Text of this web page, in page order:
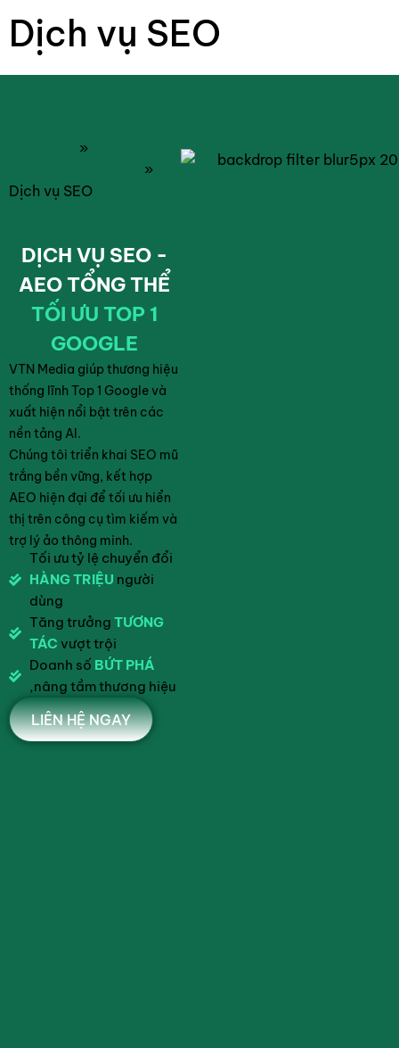
Dịch vụ SEO
»
»
Dịch vụ SEO
DỊCH VỤ SEO -
AEO TỔNG THỂ
TỐI ƯU TOP 1
GOOGLE
VTN Media giúp thương hiệu
thống lĩnh Top 1 Google và
xuất hiện nổi bật trên các
nền tảng AI.
Chúng tôi triển khai SEO mũ
trắng bền vững, kết hợp
AEO hiện đại để tối ưu hiển
thị trên công cụ tìm kiếm và
trợ lý ảo thông minh.
Tối ưu tỷ lệ chuyển đổi
HÀNG TRIỆU người
dùng
Tăng trưởng TƯƠNG
TÁC vượt trội
Doanh số BỨT PHÁ
,nâng tầm thương hiệu
LIÊN HỆ NGAY